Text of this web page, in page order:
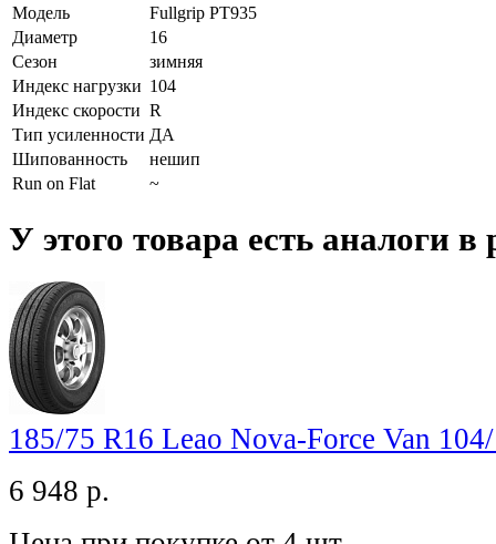
Модель
Fullgrip PT935
Диаметр
16
Сезон
зимняя
Индекс нагрузки 104
Индекс скорости R
Тип усиленности ДА
Шипованность
нешип
Run on Flat
~
У этого товара есть аналоги в
185/75 R16 Leao Nova-Force Van
6 948 р.